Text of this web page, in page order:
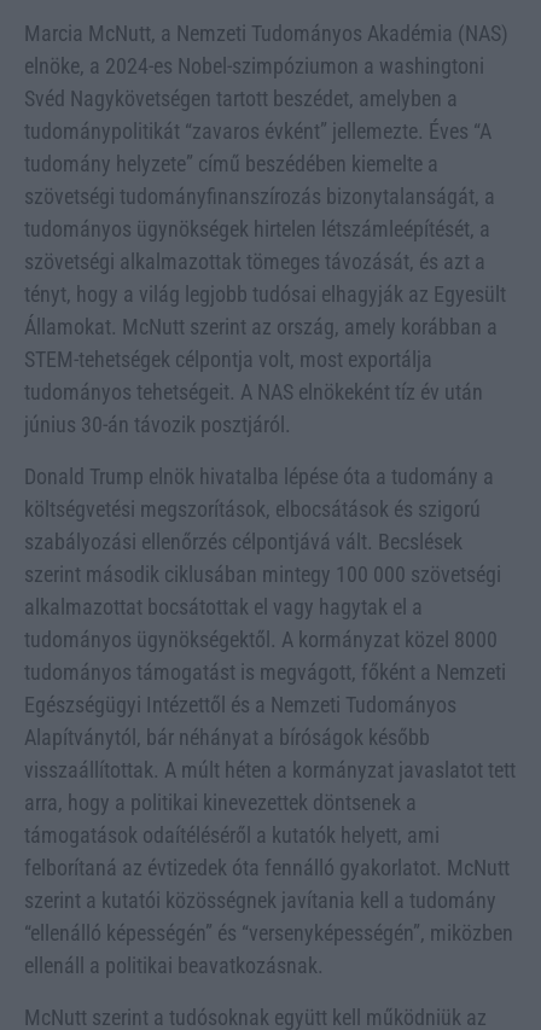
Marcia McNutt, a Nemzeti Tudományos Akadémia (NAS)
elnöke, a 2024-es Nobel-szimpóziumon a washingtoni
Svéd Nagykövetségen tartott beszédet, amelyben a
tudománypolitikát “zavaros évként” jellemezte. Éves “A
tudomány helyzete” című beszédében kiemelte a
szövetségi tudományfinanszírozás bizonytalanságát, a
tudományos ügynökségek hirtelen létszámleépítését, a
szövetségi alkalmazottak tömeges távozását, és azt a
tényt, hogy a világ legjobb tudósai elhagyják az Egyesült
Államokat. McNutt szerint az ország, amely korábban a
STEM-tehetségek célpontja volt, most exportálja
tudományos tehetségeit. A NAS elnökeként tíz év után
június 30-án távozik posztjáról.
Donald Trump elnök hivatalba lépése óta a tudomány a
költségvetési megszorítások, elbocsátások és szigorú
szabályozási ellenőrzés célpontjává vált. Becslések
szerint második ciklusában mintegy 100 000 szövetségi
alkalmazottat bocsátottak el vagy hagytak el a
tudományos ügynökségektől. A kormányzat közel 8000
tudományos támogatást is megvágott, főként a Nemzeti
Egészségügyi Intézettől és a Nemzeti Tudományos
Alapítványtól, bár néhányat a bíróságok később
visszaállítottak. A múlt héten a kormányzat javaslatot tett
arra, hogy a politikai kinevezettek döntsenek a
támogatások odaítéléséről a kutatók helyett, ami
felborítaná az évtizedek óta fennálló gyakorlatot. McNutt
szerint a kutatói közösségnek javítania kell a tudomány
“ellenálló képességén” és “versenyképességén”, miközben
ellenáll a politikai beavatkozásnak.
McNutt szerint a tudósoknak együtt kell működniük az